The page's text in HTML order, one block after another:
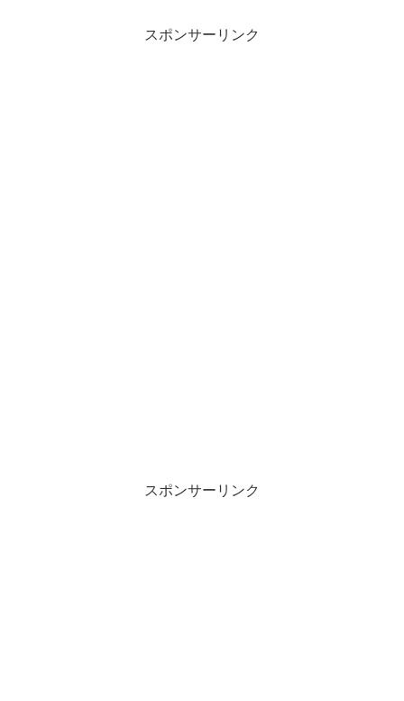
スポンサーリンク
スポンサーリンク